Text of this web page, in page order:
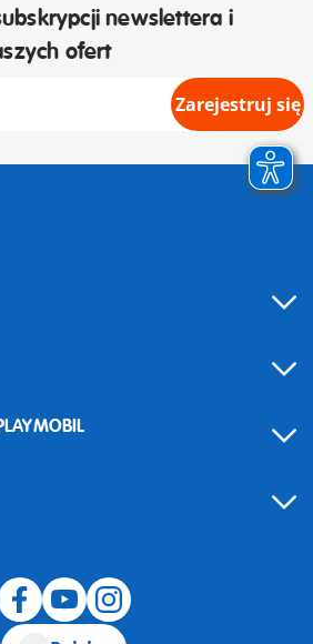
newslettera i
ofert
Zarejestruj się